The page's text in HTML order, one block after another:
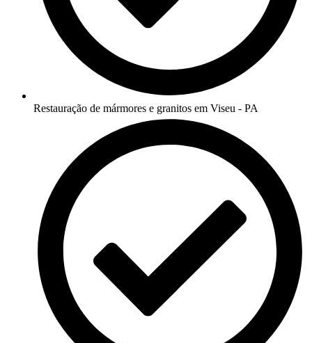
Restauração de mármores e granitos em Viseu - PA